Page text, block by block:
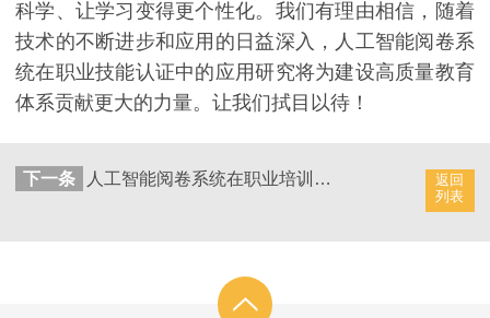
科学、让学习变得更个性化。我们有理由相信，随着
技术的不断进步和应用的日益深入，人工智能阅卷系
统在职业技能认证中的应用研究将为建设高质量教育
体系贡献更大的力量。让我们拭目以待！
返回
列表
下一条 人工智能阅卷系统在职业培训评估中的价值